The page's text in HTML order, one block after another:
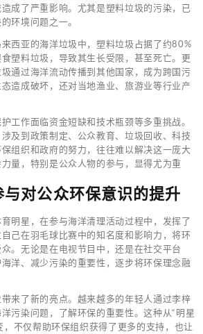
成了严重影响。尤其是塑料垃圾的污染，已
环境问题之一。
西亚的海洋垃圾中，塑料垃圾占据了约80%
塑料垃圾，导致其生长受限，甚至死亡。更
通过海洋流动传播到其他国家，成为跨国污
造成破坏，还对当地渔业、旅游业等行业产
工作面临资金短缺和技术瓶颈等多重挑战。
及到政策制定、公众教育、垃圾回收、科技
组织和政府的努力，往往难以解决这一庞大
量，特别是公众人物的参与，显得尤为重
对公众环保意识的提升
明星，在参与海洋清理活动过程中，发挥了
己在羽毛球比赛中的知名度和影响力，将环
。无论是在电视节目中，还是在社交平台
海洋、减少污染的重要性，逐步将环保理念融
来了新的亮点。越来越多的年轻人通过李梓
污染问题，了解环保的重要性。这种从“明星
，不仅帮助环保组织获得了更多的支持，也让